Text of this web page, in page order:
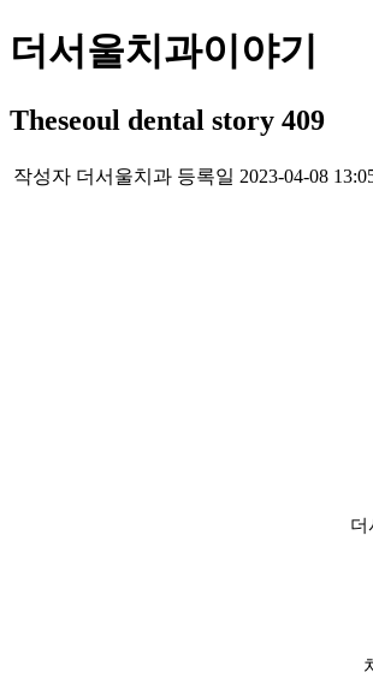
더서울치과이야기
Theseoul dental story 409
작성자 더서울치과 등록일 2023-04-08